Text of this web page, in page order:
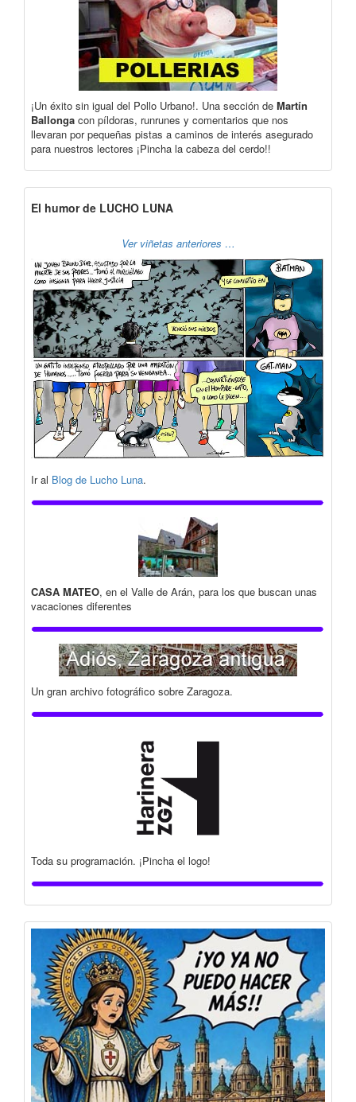
¡Un éxito sin igual del Pollo Urbano!. Una sección de Martín
Ballonga con píldoras, runrunes y comentarios que nos
llevaran por pequeñas pistas a caminos de interés asegurado
para nuestros lectores ¡Pincha la cabeza del cerdo!!
El humor de LUCHO LUNA
Ver viñetas anteriores …
Ir al Blog de Lucho Luna.
CASA MATEO, en el Valle de Arán, para los que buscan unas
vacaciones diferentes
Un gran archivo fotográfico sobre Zaragoza.
Toda su programación. ¡Pincha el logo!